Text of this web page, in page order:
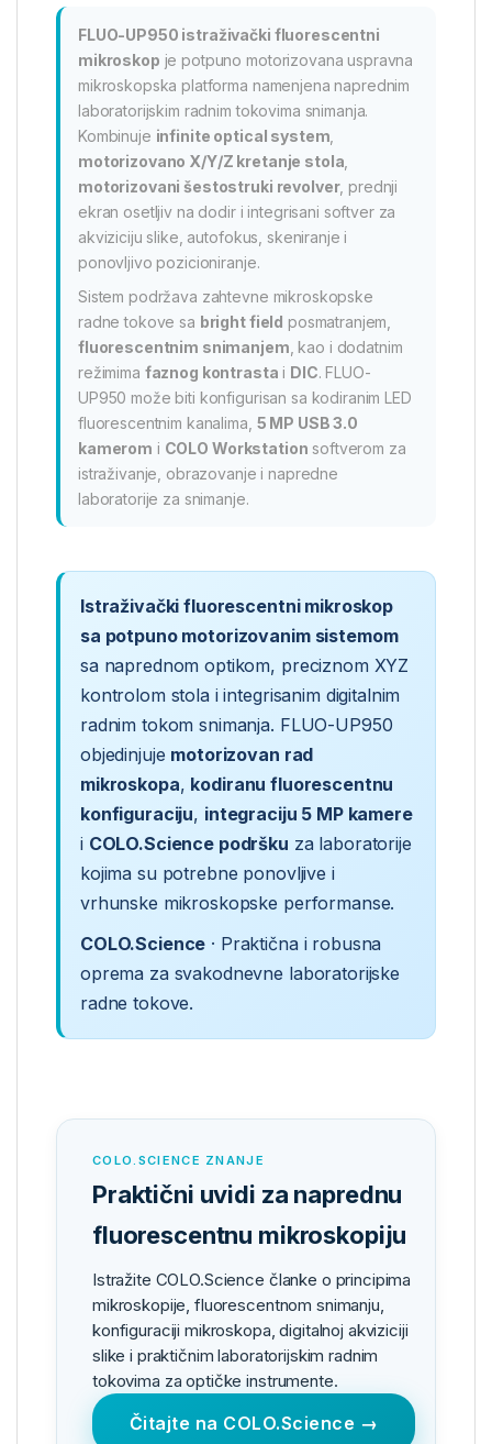
FLUO-UP950 istraživački fluorescentni
mikroskop je potpuno motorizovana uspravna
mikroskopska platforma namenjena naprednim
laboratorijskim radnim tokovima snimanja.
Kombinuje infinite optical system
motorizovano X/Y/Z kretanje stola
motorizovani šestostruki revolver, prednji
ekran osetljiv na dodir i integrisani softver za
akviziciju slike, autofokus, skeniranje i
ponovljivo pozicioniranje.
Sistem podržava zahtevne mikroskopske
radne tokove sa bright field posmatranjem,
fluorescentnim snimanjem , kao i dodatnim
režimima faznog kontrasta i DIC. FLUO-
UP950 može biti konfigurisan sa kodiranim LED
fluorescentnim kanalima, 5 MP USB 3.0
kamerom i COLO Workstation softverom za
istraživanje, obrazovanje i napredne
laboratorije za snimanje.
Istraživački fluorescentni mikroskop
sa potpuno motorizovanim sistemom
sa naprednom optikom, preciznom XYZ
kontrolom stola i integrisanim digitalnim
radnim tokom snimanja. FLUO-UP950
objedinjuje motorizovan rad
mikroskopa, kodiranu fluorescentnu
konfiguraciju, integraciju 5 MP kamere
i COLO.Science podršku za laboratorije
kojima su potrebne ponovljive i
vrhunske mikroskopske performanse.
COLO.Science · Praktična i robusna
oprema za svakodnevne laboratorijske
radne tokove.
COLO.SCIENCE ZNANJE
Praktični uvidi za naprednu
fluorescentnu mikroskopiju
Istražite COLO.Science članke o principima
mikroskopije, fluorescentnom snimanju,
konfiguraciji mikroskopa, digitalnoj akviziciji
slike i praktičnim laboratorijskim radnim
tokovima za optičke instrumente.
Čitajte na COLO.Science →